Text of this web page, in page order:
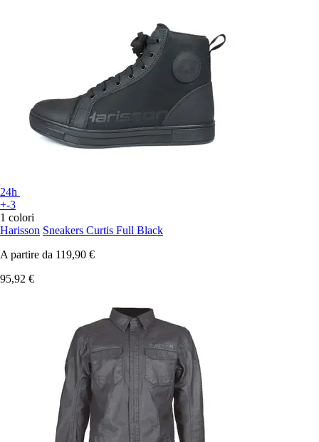
24h
+-3
1 colori
Harisson Sneakers Curtis Full Black
A partire da 119,90 €
95,92 €